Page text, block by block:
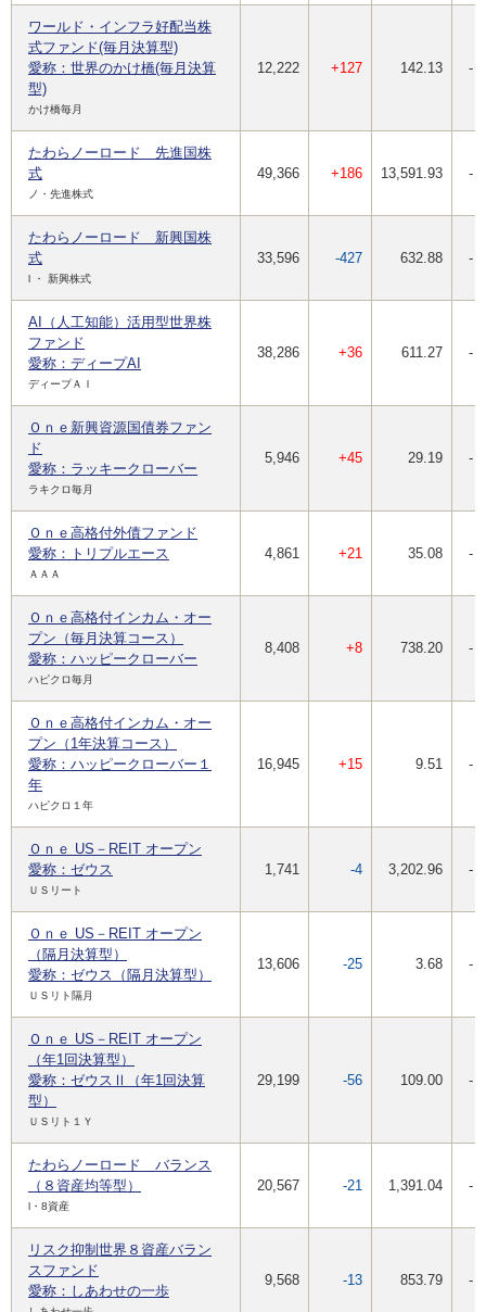
ワールド・インフラ好配当株
式ファンド(毎月決算型)
愛称：世界のかけ橋(毎月決算
型)
かけ橋毎月
12,222 +127 142.13 -
たわらノーロード 先進国株
式
ノ・先進株式
49,366 +186 13,591.93 -
たわらノーロード 新興国株
式
l ・ 新興株式
33,596 -427 632.88 -
AI（人工知能）活用型世界株
ファンド
愛称：ディープAI
ディープＡＩ
38,286 +36 611.27 -
Ｏｎｅ新興資源国債券ファン
ド
愛称：ラッキークローバー
ラキクロ毎月
5,946 +45 29.19 -
Ｏｎｅ高格付外債ファンド
愛称：トリプルエース
ＡＡＡ
4,861 +21 35.08 -
Ｏｎｅ高格付インカム・オー
プン（毎月決算コース）
愛称：ハッピークローバー
ハピクロ毎月
8,408 +8 738.20 -
Ｏｎｅ高格付インカム・オー
プン（1年決算コース）
愛称：ハッピークローバー１
年
ハピクロ１年
16,945 +15 9.51 -
Ｏｎｅ US－REIT オープン
愛称：ゼウス
ＵＳリート
1,741 -4 3,202.96 -
Ｏｎｅ US－REIT オープン
（隔月決算型）
愛称：ゼウス（隔月決算型）
ＵＳリト隔月
13,606 -25 3.68 -
Ｏｎｅ US－REIT オープン
（年1回決算型）
愛称：ゼウスⅡ（年1回決算
型）
ＵＳリト１Ｙ
29,199 -56 109.00 -
たわらノーロード バランス
（８資産均等型）
l・8資産
20,567 -21 1,391.04 -
リスク抑制世界８資産バラン
スファンド
愛称：しあわせの一歩
9,568 -13 853.79 -